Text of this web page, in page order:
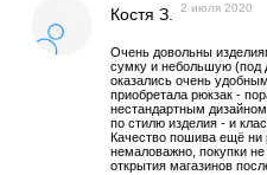
Костя З. 2 июля 2020
Очень довольны
сумку и небольшую (под
оказались очень
приобретала рюкзак -
нестандартным
по стилю изделия - и
Качество пошива ещё ни
немаловажно, покупки
открытия магазинов